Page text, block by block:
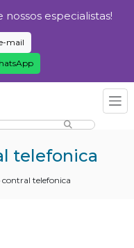
especialistas!
mail
telefonica
contral telefonica